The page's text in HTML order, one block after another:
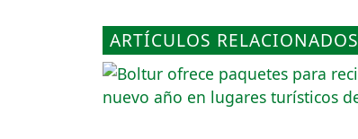
ARTÍCULOS RELACIONADOS